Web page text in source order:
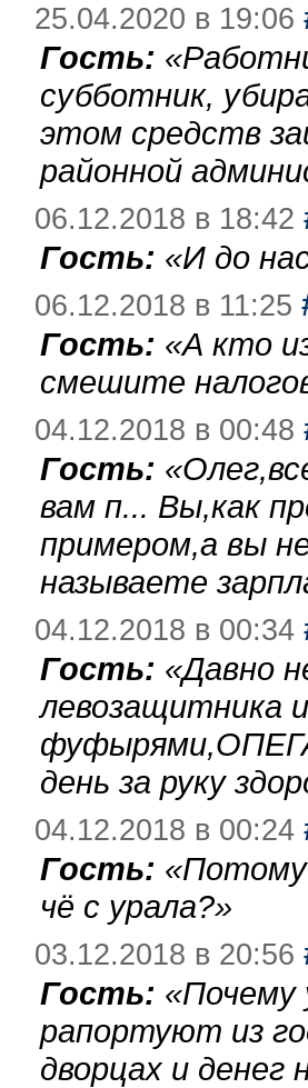
25.04.2020 в 19:06
Гость: «
субботник,
этом средств
районной
06.12.2018 в 18:42
Гость: «И до
06.12.2018 в 11:25
Гость: «А кто
смешите
04.12.2018 в 00:48
Гость: «
вам п... Вы,как
примером,а вы
называете
04.12.2018 в 00:34
Гость: «Давно
левозащитника
день за руку
04.12.2018 в 00:24
Гость: «Потому
чё с урала?»
03.12.2018 в 20:56
Гость: «Почему
рапортуют из
дворцах и